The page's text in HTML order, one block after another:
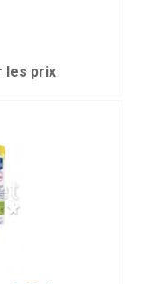
les prix